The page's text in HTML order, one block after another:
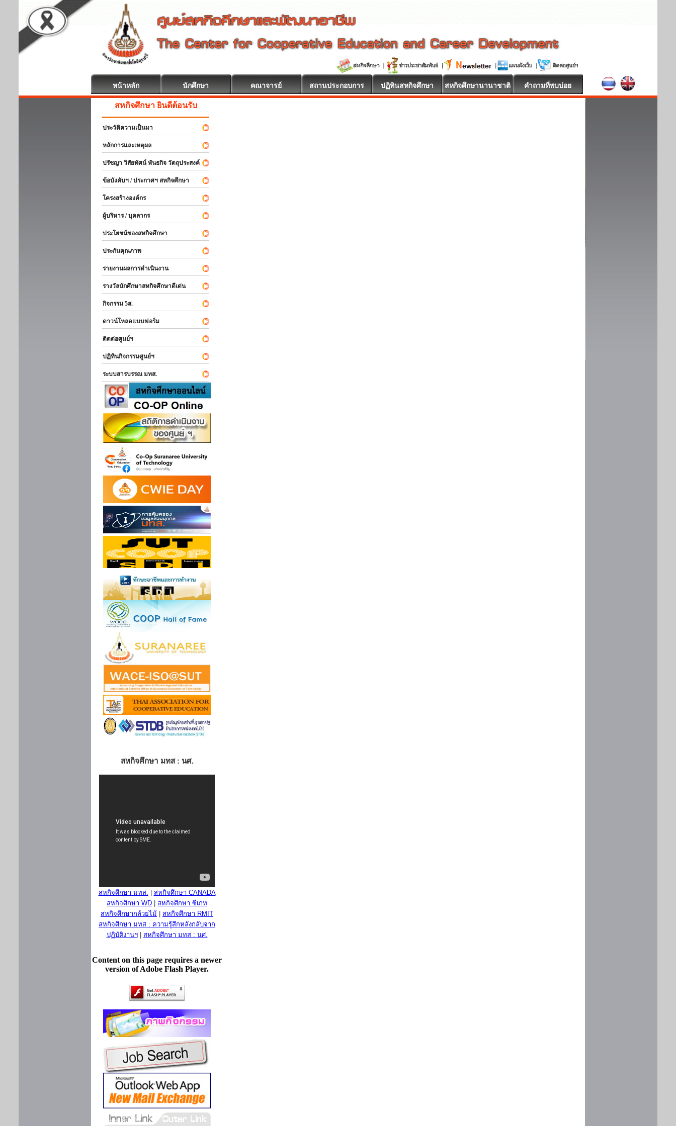
หน้าหลัก นักศึกษา คณาจารย์ สถานประกอบการ ปฏิทินสหกิจศึกษา สหกิจศึกษานานาชาติ คำถามที่พบบ่อย
สหกิจศึกษา ยินดีต้อนรับ
ประวัติความเป็นมา
หลักการและเหตุผล
ปรัชญา วิสัยทัศน์ พันธกิจ วัตถุประสงค์
ข้อบังคับฯ / ประกาศฯ สหกิจศึกษา
โครงสร้างองค์กร
ผู้บริหาร / บุคลากร
ประโยชน์ของสหกิจศึกษา
ประกันคุณภาพ
รายงานผลการดำเนินงาน
รางวัลนักศึกษาสหกิจศึกษาดีเด่น
กิจกรรม 5ส.
ดาวน์โหลดแบบฟอร์ม
ติดต่อศูนย์ฯ
ปฏิทินกิจกรรมศูนย์ฯ
ระบบสารบรรณ มทส.
สหกิจศึกษา มทส : นศ.
สหกิจศึกษา มทส.
สหกิจศึกษา CANADA
สหกิจศึกษา WD
สหกิจศึกษา ซีเกท
สหกิจศึกษากล้วยไม้
สหกิจศึกษา RMIT
สหกิจศึกษา มทส : ความรู้สึกหลังกลับจาก
ปฏิบัติงานฯ| สหกิจศึกษา มทส : นศ.
Content on this page requires a newer
version of Adobe Flash Player.